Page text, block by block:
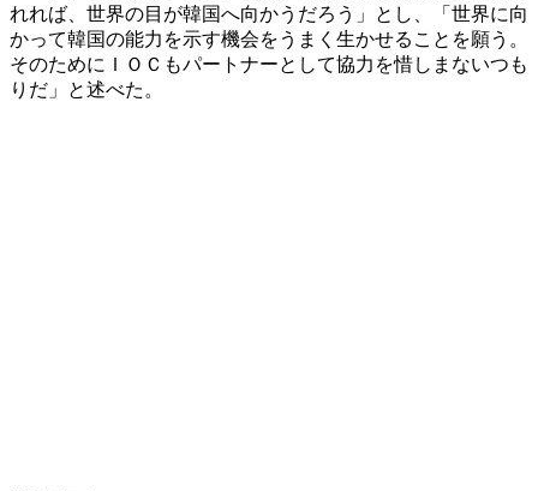
れれば、世界の目が韓国へ向かうだろう」とし、「世界に向
かって韓国の能力を示す機会をうまく生かせることを願う。
そのためにＩＯＣもパートナーとして協力を惜しまないつも
りだ」と述べた。